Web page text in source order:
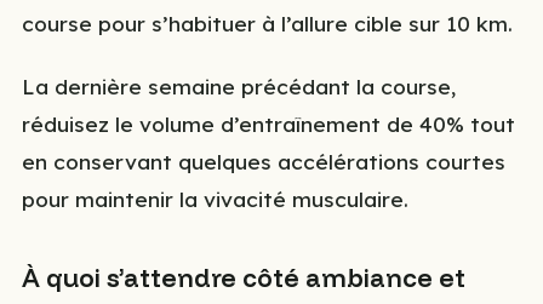
course pour s’habituer à l’allure cible sur 10 km.
La dernière semaine précédant la course,
réduisez le volume d’entraînement de 40% tout
en conservant quelques accélérations courtes
pour maintenir la vivacité musculaire.
À quoi s’attendre côté ambiance et